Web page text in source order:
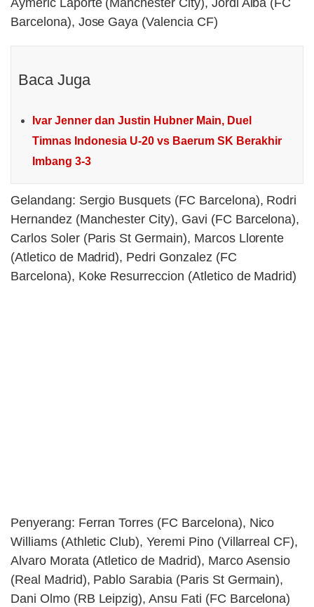
Aymeric Laporte (Manchester City), Jordi Alba (FC
Barcelona), Jose Gaya (Valencia CF)
Baca Juga
Ivar Jenner dan Justin Hubner Main, Duel
Timnas Indonesia U-20 vs Baerum SK Berakhir
Imbang 3-3
Gelandang: Sergio Busquets (FC Barcelona), Rodri
Hernandez (Manchester City), Gavi (FC Barcelona),
Carlos Soler (Paris St Germain), Marcos Llorente
(Atletico de Madrid), Pedri Gonzalez (FC
Barcelona), Koke Resurreccion (Atletico de Madrid)
Penyerang: Ferran Torres (FC Barcelona), Nico
Williams (Athletic Club), Yeremi Pino (Villarreal CF),
Alvaro Morata (Atletico de Madrid), Marco Asensio
(Real Madrid), Pablo Sarabia (Paris St Germain),
Dani Olmo (RB Leipzig), Ansu Fati (FC Barcelona)